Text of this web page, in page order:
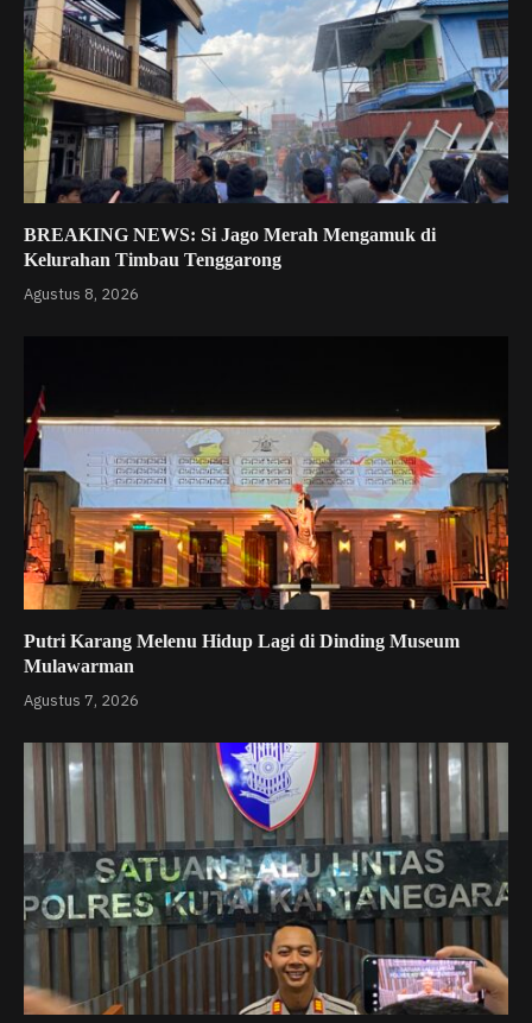
BREAKING NEWS: Si Jago Merah Mengamuk di
Kelurahan Timbau Tenggarong
Agustus 8, 2026
Putri Karang Melenu Hidup Lagi di Dinding Museum
Mulawarman
Agustus 7, 2026